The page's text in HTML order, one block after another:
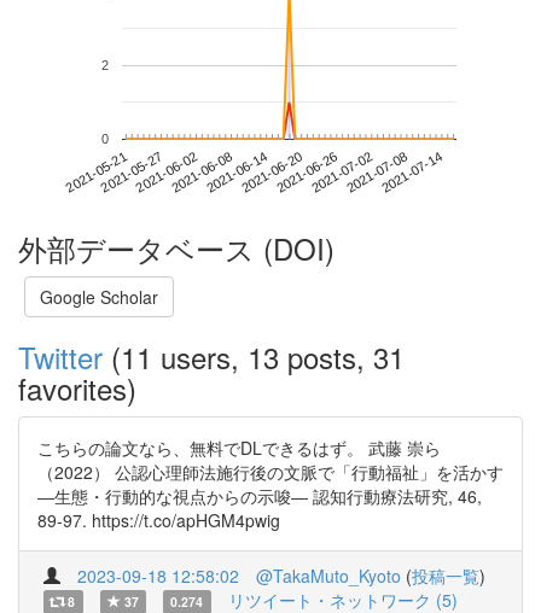
2021-05-212021-05-272021-06-022021-06-082021-06-142021-06-202021-06-262021-07-022021-07-082021-07-14
0
2
外部データベース (DOI)
Google Scholar
Twitter (11 users, 13 posts, 31
favorites)
こちらの論文なら、無料でDLできるはず。 武藤 崇ら
（2022） 公認心理師法施行後の文脈で「行動福祉」を活かす
―生態・行動的な視点からの示唆― 認知行動療法研究, 46,
89-97. https://t.co/apHGM4pwig
2023-09-18 12:58:02 @TakaMuto_Kyoto (投稿一覧)
8 37 0.274 リツイート・ネットワーク (5)